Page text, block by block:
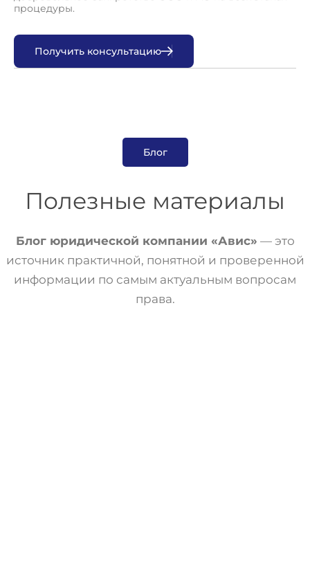
процедуры.
Получить консультацию
Блог
Полезные материалы
Блог юридической компании «Авис» — это
источник практичной, понятной и проверенной
информации по самым актуальным вопросам
права.